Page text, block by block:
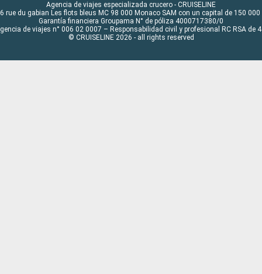
Agencia de viajes especializada crucero - CRUISELINE
rue du gabian Les flots bleus MC 98 000 Monaco SAM con un capital de 150 000
Garantía financiera Groupama N° de póliza 4000717380/0
de viajes n° 006 02 0007 – Responsabilidad civil y profesional RC RSA de
© CRUISELINE 2026 - all rights reserved